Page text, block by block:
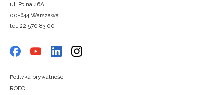
ul. Polna 46A
00-644 Warszawa
tel. 22 570 83 00
Polityka prywatności
RODO